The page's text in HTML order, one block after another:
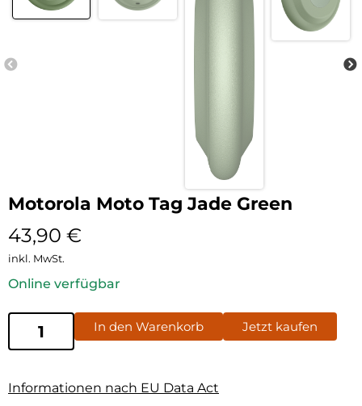
Motorola Moto Tag Jade Green
43,90 €
inkl. MwSt.
Online verfügbar
In den Warenkorb Jetzt kaufen
Informationen nach EU Data Act